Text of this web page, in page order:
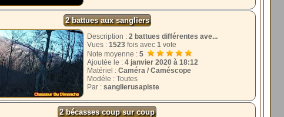
2 battues aux sangliers
Description : 2 battues différentes ave...
Vues : 1523 fois avec 1 vote
Note moyenne : 5
Ajoutée le : 4 janvier 2020 à 18:12
Matériel : Caméra / Caméscope
Modéle : Toutes
Par : sanglierusapiste
2 bécasses coup sur coup